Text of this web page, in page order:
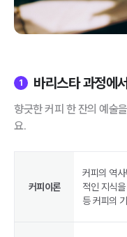
1 바리스타 과정에
향긋한 커피 한 잔의 예술
요.
커피이론
커피의 역
적인 지식
등 커피의